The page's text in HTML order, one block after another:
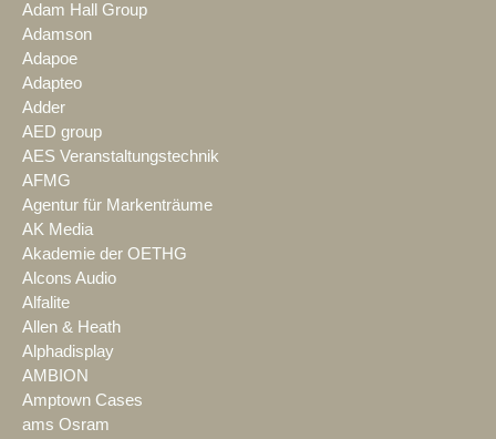
Adam Hall Group
Adamson
Adapoe
Adapteo
Adder
AED group
AES Veranstaltungstechnik
AFMG
Agentur für Markenträume
AK Media
Akademie der OETHG
Alcons Audio
Alfalite
Allen & Heath
Alphadisplay
AMBION
Amptown Cases
ams Osram